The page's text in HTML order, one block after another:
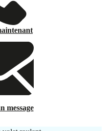
message